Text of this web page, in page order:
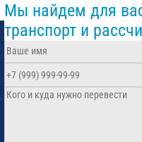
Мы найдем для
транспорт и